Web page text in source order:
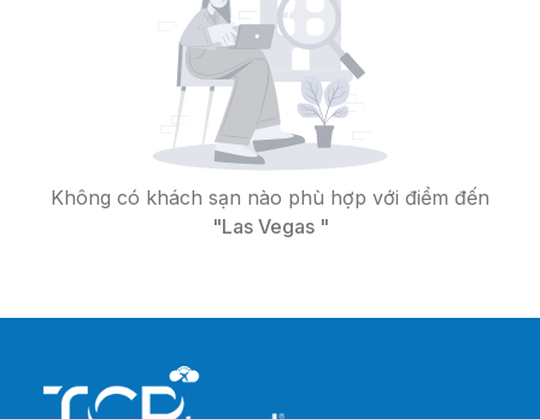
Không có khách sạn nào phù hợp với điểm đến
"Las Vegas "